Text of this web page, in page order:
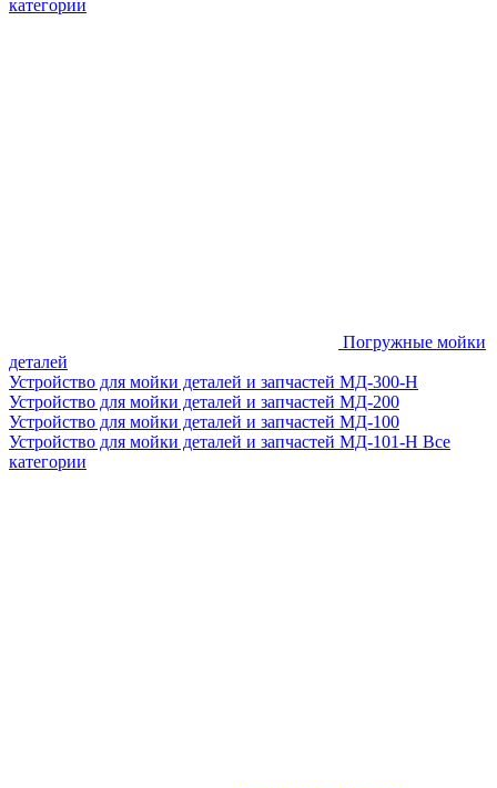
категории
Погружные мойки
деталей
Устройство для мойки деталей и запчастей МД-300-H
Устройство для мойки деталей и запчастей МД-200
Устройство для мойки деталей и запчастей МД-100
Устройство для мойки деталей и запчастей МД-101-Н Все
категории